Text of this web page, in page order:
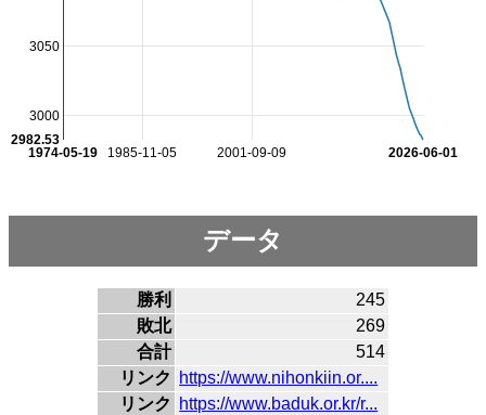
1985-11-05 2001-09-09
1974-05-19 2026-06-01
3000
3050
2982.53
データ
勝利
245
敗北
269
合計
514
リンク
https://www.nihonkiin.or....
リンク
https://www.baduk.or.kr/r...